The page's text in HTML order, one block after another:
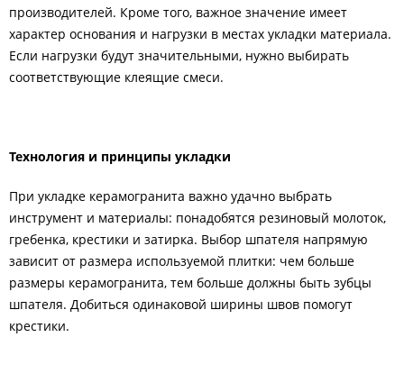
производителей. Кроме того, важное значение имеет
характер основания и нагрузки в местах укладки материала.
Если нагрузки будут значительными, нужно выбирать
соответствующие клеящие смеси.
Технология и принципы укладки
При укладке керамогранита важно удачно выбрать
инструмент и материалы: понадобятся резиновый молоток,
гребенка, крестики и затирка. Выбор шпателя напрямую
зависит от размера используемой плитки: чем больше
размеры керамогранита, тем больше должны быть зубцы
шпателя. Добиться одинаковой ширины швов помогут
крестики.